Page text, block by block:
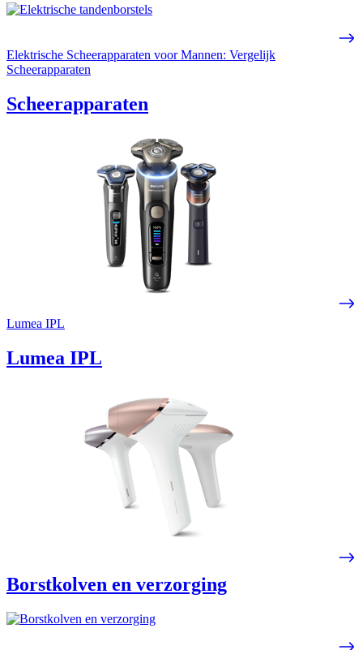
Elektrische Scheerapparaten voor Mannen: Vergelijk
Scheerapparaten
Scheerapparaten
Lumea IPL
Lumea IPL
Borstkolven en verzorging